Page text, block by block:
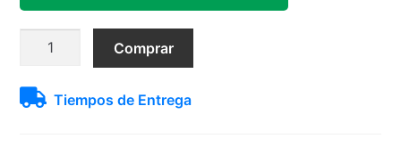
275/65R17
Dunlop
Comprar
Tiempos de Entrega